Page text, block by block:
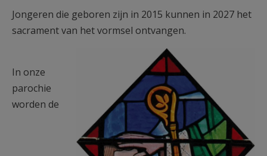
Jongeren die geboren zijn in 2015 kunnen in 2027 het
sacrament van het vormsel ontvangen.
In onze
parochie
worden de